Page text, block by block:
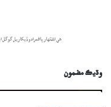
هي اشتهار پاڻمرادو ڏيکاريل
وڌيڪ مضمون